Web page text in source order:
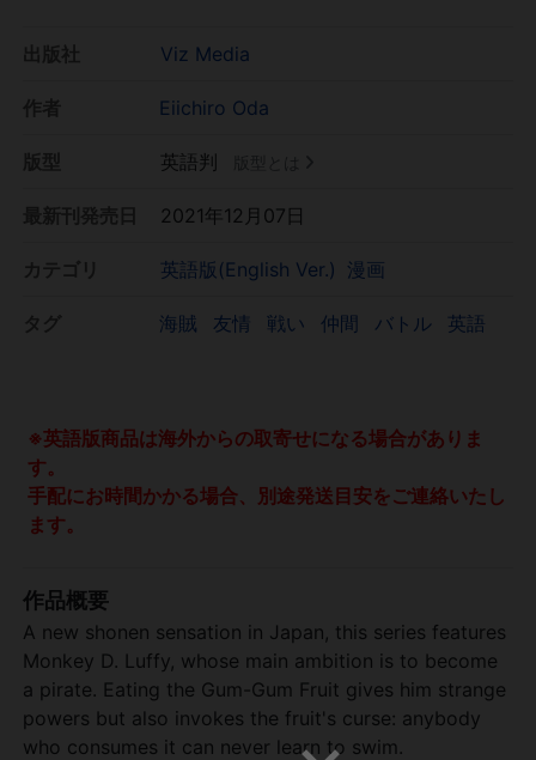
Viz Media
Eiichiro Oda
英語判
2021年12月07日
英語版(English Ver.) 漫画
海賊 友情 戦い 仲間 バトル 英語
※英語版商品は海外からの取寄せになる場合がありま
す。
手配にお時間かかる場合、別途発送目安をご連絡いたし
ます。
作品概要
A new shonen sensation in Japan, this series features
Monkey D. Luffy, whose main ambition is to become
a pirate. Eating the Gum-Gum Fruit gives him strange
powers but also invokes the fruit's curse: anybody
who consumes it can never learn to swim.